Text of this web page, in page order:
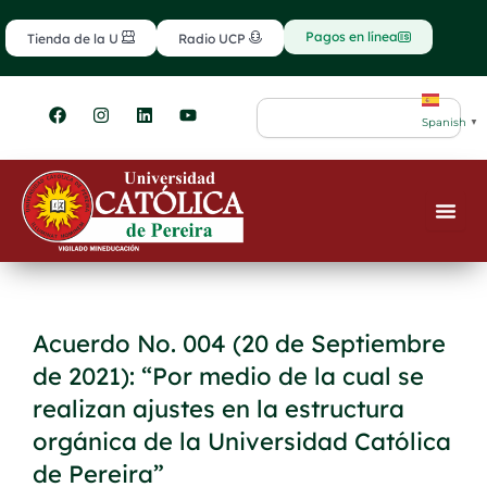
al
contenido
Tienda de la U Radio UCP Pagos en línea
F
a
e
b
o
o
k
I
n
t
g
r
m
L
i
k
e
d
i
n
Y
o
t
u
b
e
Search
Spanish ▼
Acuerdo No. 004 (20 de Septiembre
de 2021): “Por medio de la cual se
realizan ajustes en la estructura
orgánica de la Universidad Católica
de Pereira”